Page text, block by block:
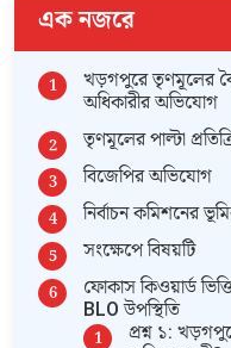
এক নজরে
খড়গপুরে তৃণমূলের
অধিকারীর অভিযোগ
তৃণমূলের পাল্টা
বিজেপির অভিযোগ
নির্বাচন কমিশনের
সংক্ষেপে বিষয়টি
ফোকাস কিওয়ার্ড
BLO উপস্থিতি
প্রশ্ন ১: